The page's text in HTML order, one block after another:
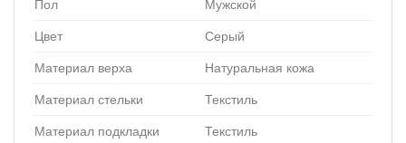
Пол Мужской
Цвет Серый
Материал верха Натуральная кожа
Материал стельки Текстиль
Материал подкладки Текстиль